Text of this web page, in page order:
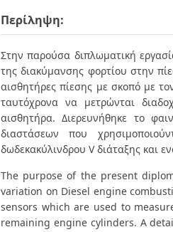
Περίληψη:
Στην παρούσα διπλωματική
της διακύμανσης φορτίου στην
αισθητήρες πίεσης με σκοπό με
ταυτόχρονα να μετρώνται
αισθητήρα. Διερευνήθηκε το
διαστάσεων που
δωδεκακύλινδρου V διάταξης και
The purpose of the present
variation on Diesel engine
sensors which are used to
remaining engine cylinders. A